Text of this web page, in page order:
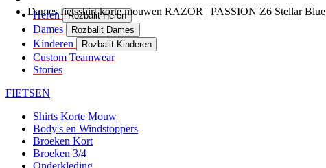
Heren Rozbalit Heren
Dames Rozbalit Dames
Kinderen Rozbalit Kinderen
Custom Teamwear
Stories
FIETSEN
Shirts Korte Mouw
Body's en Windstoppers
Broeken Kort
Broeken 3/4
Onderkleding
Dames fietsshirt korte mouwen RAZOR | PASSION Z6 Stellar Blue